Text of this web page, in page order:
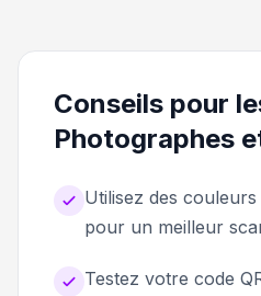
Conseils pour
Photographes
Utilisez des
pour un meilleur
Testez votre code